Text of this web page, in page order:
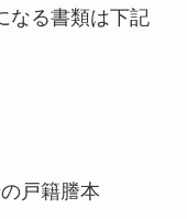
なる書類は下記
戸籍謄本